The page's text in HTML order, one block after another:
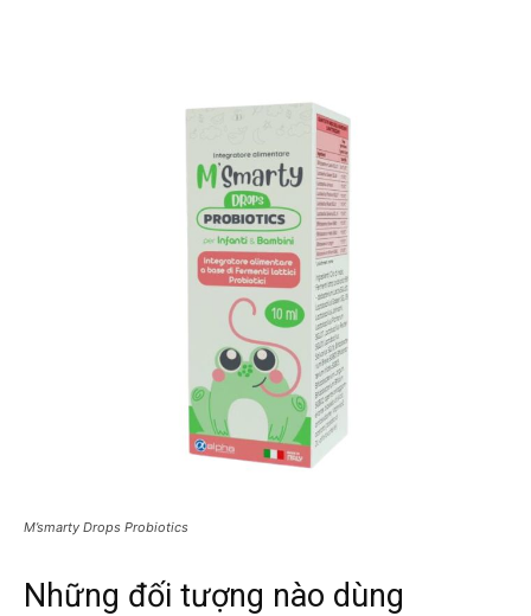
M’smarty Drops Probiotics
Những đối tượng nào dùng